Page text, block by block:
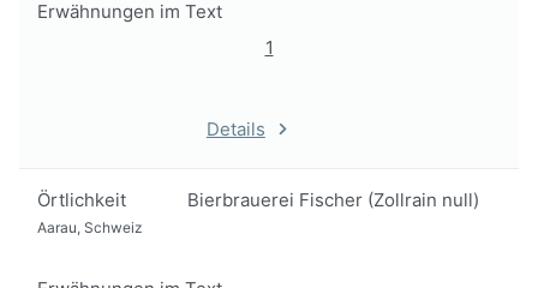
Erwähnungen im Text
1
Details
Örtlichkeit Bierbrauerei Fischer (Zollrain null)
Aarau, Schweiz